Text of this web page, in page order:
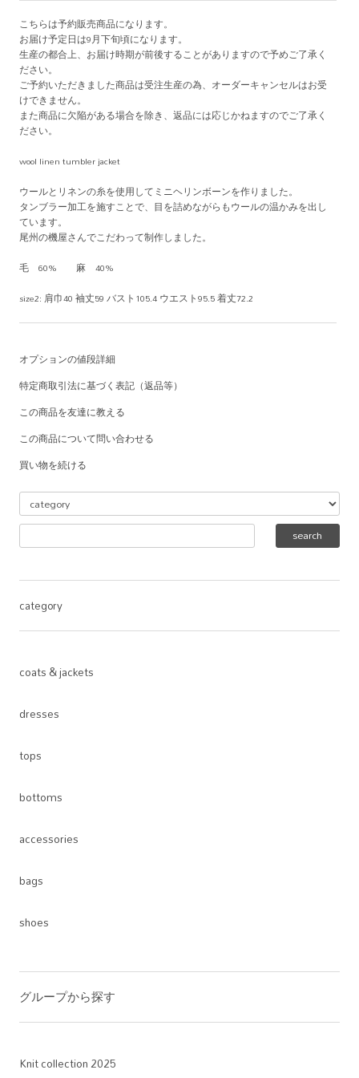
こちらは予約販売商品になります。
お届け予定日は9月下旬頃になります。
生産の都合上、お届け時期が前後することがありますので予めご了承く
ださい。
ご予約いただきました商品は受注生産の為、オーダーキャンセルはお受
けできません。
また商品に欠陥がある場合を除き、返品には応じかねますのでご了承く
ださい。
wool linen tumbler jacket
ウールとリネンの糸を使用してミニヘリンボーンを作りました。
タンブラー加工を施すことで、目を詰めながらもウールの温かみを出し
ています。
尾州の機屋さんでこだわって制作しました。
毛 60% 麻 40%
size2: 肩巾40 袖丈59 バスト105.4 ウエスト95.5 着丈72.2
オプションの値段詳細
特定商取引法に基づく表記（返品等）
この商品を友達に教える
この商品について問い合わせる
買い物を続ける
category
coats & jackets
dresses
tops
bottoms
accessories
bags
shoes
グループから探す
Knit collection 2025